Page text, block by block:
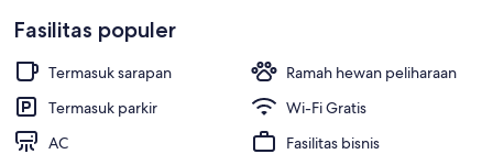
Room, 1 King Bed, Non Smoking |
Fasilitas populer
Termasuk sarapan
Ramah hewan peliharaan
Termasuk parkir
Wi-Fi Gratis
AC
Fasilitas bisnis